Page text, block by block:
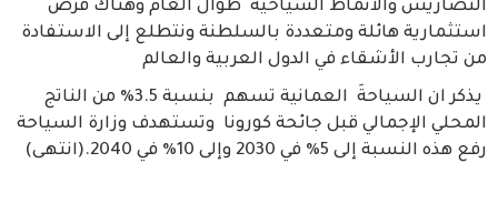
التضاريس والأنماط السياحية طوال العام وهناك فرص
استثمارية هائلة ومتعددة بالسلطنة ونتطلع إلى الاستفادة
من تجارب الأشقاء في الدول العربية والعالم
يذكر ان السياحةَ العمانية تسهم بنسبة 3.5% من الناتج
المحلي الإجمالي قبل جائحة كورونا وتستهدف وزارة السياحة
رفع هذه النسبة إلى 5% في 2030 وإلى 10% في 2040.(انتهى)